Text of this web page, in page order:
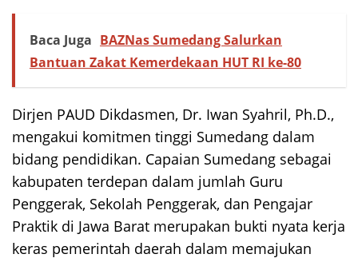
Baca Juga BAZNas Sumedang Salurkan
Bantuan Zakat Kemerdekaan HUT RI ke-80
Dirjen PAUD Dikdasmen, Dr. Iwan Syahril, Ph.D.,
mengakui komitmen tinggi Sumedang dalam
bidang pendidikan. Capaian Sumedang sebagai
kabupaten terdepan dalam jumlah Guru
Penggerak, Sekolah Penggerak, dan Pengajar
Praktik di Jawa Barat merupakan bukti nyata kerja
keras pemerintah daerah dalam memajukan